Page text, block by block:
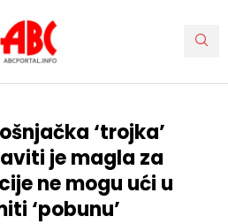
‘trojka’
je magla za
ne mogu ući u
‘pobunu’